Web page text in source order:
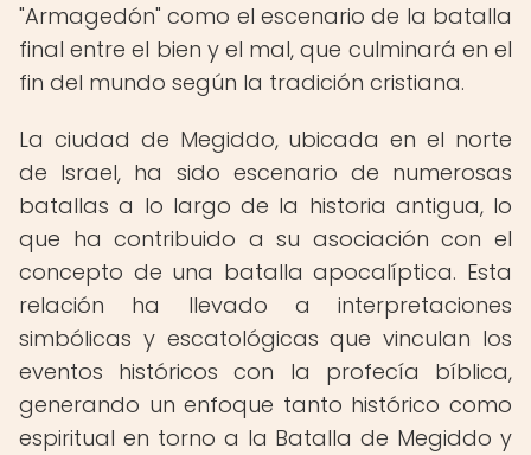
"Armagedón" como el escenario de la batalla
final entre el bien y el mal, que culminará en el
fin del mundo según la tradición cristiana.
La ciudad de Megiddo, ubicada en el norte
de Israel, ha sido escenario de numerosas
batallas a lo largo de la historia antigua, lo
que ha contribuido a su asociación con el
concepto de una batalla apocalíptica. Esta
relación ha llevado a interpretaciones
simbólicas y escatológicas que vinculan los
eventos históricos con la profecía bíblica,
generando un enfoque tanto histórico como
espiritual en torno a la Batalla de Megiddo y